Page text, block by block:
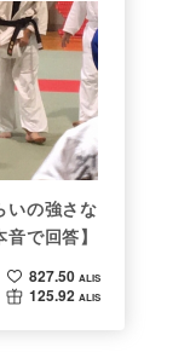
いの強さな
で回答】
827.50 ALIS
125.92 ALIS